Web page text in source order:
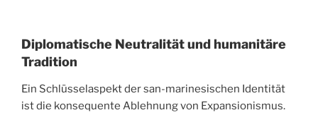
Diplomatische Neutralität und humanitäre
Tradition
Ein Schlüsselaspekt der san-marinesischen Identität
ist die konsequente Ablehnung von Expansionismus.